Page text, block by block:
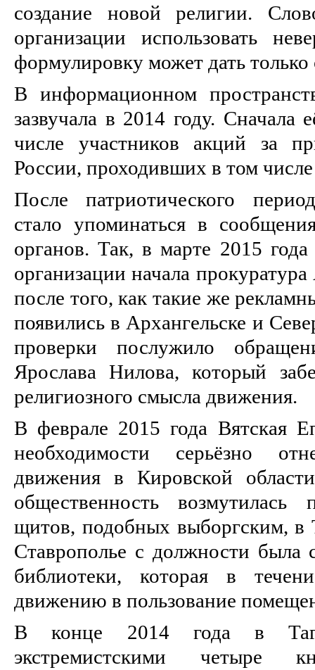
создание новой религии.
организации использовать
формулировку может дать только
В информационном
зазвучала в 2014 году. Сначала
числе участников акций за
России, проходивших в том
После патриотического
стало упоминаться в
органов. Так, в марте 2015
организации начала
после того, как такие же
появились в Архангельске и
проверки послужило
Ярослава Нилова, который
религиозного смысла движения.
В феврале 2015 года Вятская
необходимости серьёзно
движения в Кировской
общественность возмутилась
щитов, подобных выборгским, в
Ставрополье с должности была
библиотеки, которая в
движению в пользование
В конце 2014 года в
экстремистскими четыре